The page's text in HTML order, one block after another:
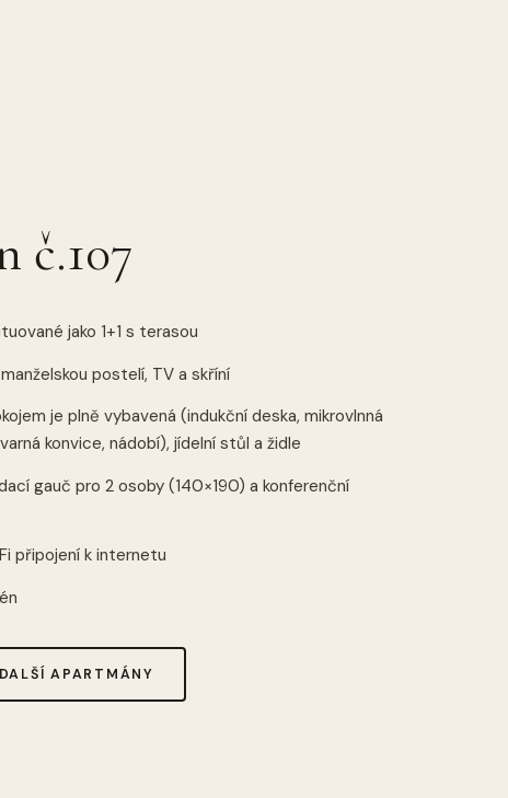
č.107
jako 1+1 s terasou
postelí, TV a skříní
je plně vybavená (indukční deska, mikrovlnná
konvice, nádobí), jídelní stůl a židle
gauč pro 2 osoby (140×190) a konferenční
připojení k internetu
DALŠÍ APARTMÁNY